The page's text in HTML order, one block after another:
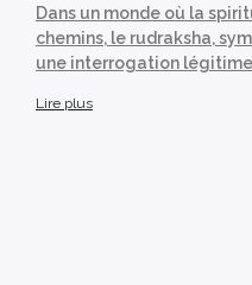
Dans un monde où la
chemins, le rudraksha,
une interrogation légitime
Lire plus